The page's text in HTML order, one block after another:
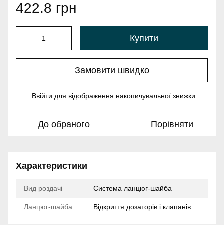
422.8 грн
Купити
Замовити швидко
Ввійти для відображення накопичувальної знижки
До обраного Порівняти
Характеристики
Вид роздачі Система ланцюг-шайба
Ланцюг-шайба Відкриття дозаторів і клапанів